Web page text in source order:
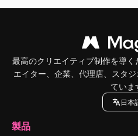
最高のクリエイティブ制作を導
エイター、企業、代理店、スタ
ていま
日本
製品